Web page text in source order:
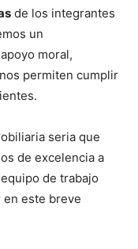
de los integrantes
un
moral,
permiten cumplir
seria que
de excelencia a
de trabajo
en este breve